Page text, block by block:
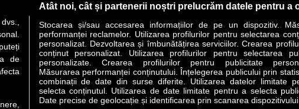
LIDERI ANALIZE HI-TECH MEET THE CEO LIFESTYLE
Servicii Revista
de
Atât noi, cât și partenerii noștri prelucrăm datele pentru a
Stocarea și/sau accesarea informațiilor de pe un dispozitiv.
performanței reclamelor. Utilizarea profilurilor pentru selectarea
personalizat. Dezvoltarea și îmbunătățirea serviciilor. Crearea
conținut personalizat. Utilizarea profilurilor pentru selectarea
personalizate. Crearea profilurilor pentru publicitate
Măsurarea performanței conținutului. Înțelegerea publicului prin
combinații de date din surse diferite. Utilizarea datelor limitate
selecta conținutul. Utilizarea de date limitate pentru a selecta
Date precise de geolocație și identificarea prin scanarea dispozitivului.